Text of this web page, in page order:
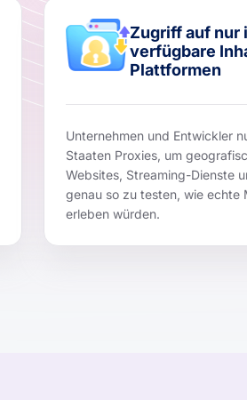
Zugriff auf nur
verfügbare
Plattformen
Unternehmen und Entwickler
Staaten Proxies, um
Websites, Streaming-Dienste
genau so zu testen, wie echte
erleben würden.